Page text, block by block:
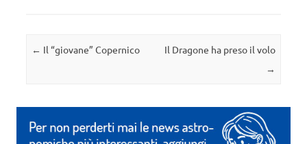
Navigazione articolo
← Il “giovane” Copernico
Il Dragone ha preso il volo
→